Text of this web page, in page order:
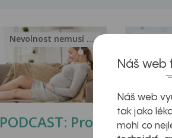
PODCAST: Proč
Nevolnost nemusí být nutnou...
Náš web
Náš web
tak jako
mohl co